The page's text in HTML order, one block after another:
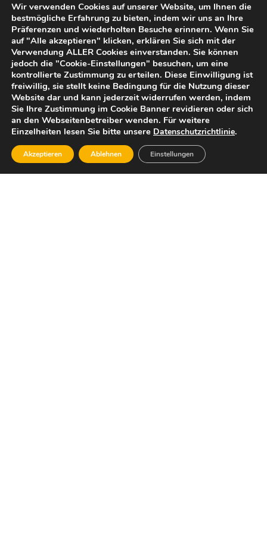
Wir verwenden Cookies auf unserer Website, um Ihnen die
bestmögliche Erfahrung zu bieten, indem wir uns an Ihre
Präferenzen und wiederholten Besuche erinnern. Wenn Sie
auf "Alle akzeptieren" klicken, erklären Sie sich mit der
Verwendung ALLER Cookies einverstanden. Sie können
jedoch die "Cookie-Einstellungen" besuchen, um eine
kontrollierte Zustimmung zu erteilen. Diese Einwilligung ist
freiwillig, sie stellt keine Bedingung für die Nutzung dieser
Website dar und kann jederzeit widerrufen werden, indem
Sie Ihre Zustimmung im Cookie Banner revidieren oder sich
an den Webseitenbetreiber wenden. Für weitere
Einzelheiten lesen Sie bitte unsere Datenschutzrichtlinie.
Akzeptieren Ablehnen Einstellungen